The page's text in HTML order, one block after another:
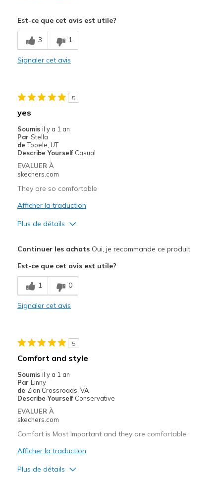
Le contre
Need Break In
Casual Wear
Sizing
View On Shoes
Est-ce que cet avis est utile?
3 1
Signaler cet avis
5
yes
Soumis il y a 1 an
Par Stella
de Tooele, UT
Describe Yourself Casual
EVALUER À
skechers.com
They are so comfortable
Afficher la traduction
Plus de détails
Comfortable
Stylish
Feels true to size
View On Shoes
Continuer les achatsOui, je recommande ce produit
Est-ce que cet avis est utile?
1 0
Signaler cet avis
5
Comfort and style
Soumis il y a 1 an
Par Linny
de Zion Crossroads, VA
Describe Yourself Conservative
EVALUER À
skechers.com
Comfort is Most Important and they are comfortable.
Afficher la traduction
Plus de détails